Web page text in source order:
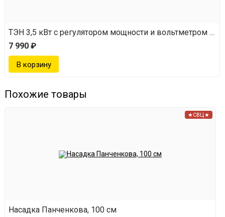
ТЭН 3,5 кВт с регулятором мощности и вольтметром
7 990 ₽
Похожие товары
★СВЦ★
Насадка Панченкова, 100 см